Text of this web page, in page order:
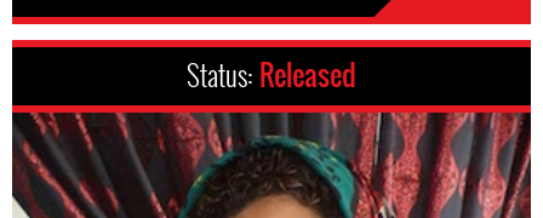
Status: Released